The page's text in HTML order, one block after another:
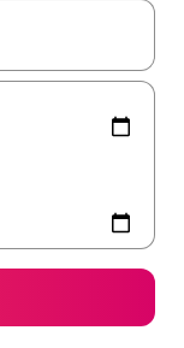
je een keuze